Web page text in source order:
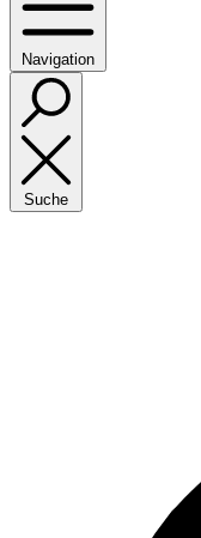
Navigation
Suche